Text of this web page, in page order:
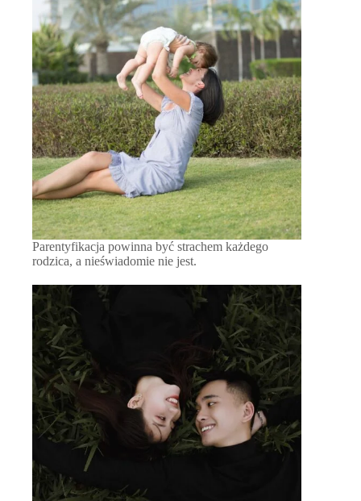
Parentyfikacja powinna być strachem każdego
rodzica, a nieświadomie nie jest.